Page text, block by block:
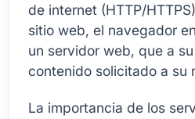
de internet (HTTP/
sitio web, el navegador
un servidor web, que a
contenido solicitado a su
La importancia de los